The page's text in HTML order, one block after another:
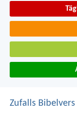
Zufalls Bibelvers